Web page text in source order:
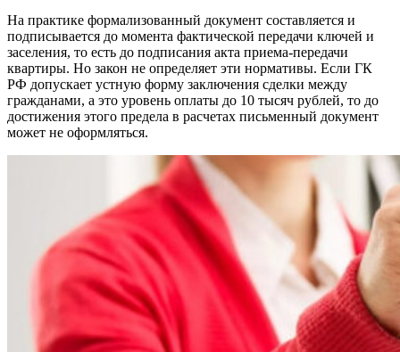
На практике формализованный документ составляется и
подписывается до момента фактической передачи ключей и
заселения, то есть до подписания акта приема-передачи
квартиры. Но закон не определяет эти нормативы. Если ГК
РФ допускает устную форму заключения сделки между
гражданами, а это уровень оплаты до 10 тысяч рублей, то до
достижения этого предела в расчетах письменный документ
может не оформляться.